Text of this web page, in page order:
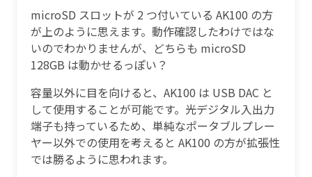
microSD スロットが 2 つ付いている AK100 の方
が上のように思えます。動作確認したわけではな
いのでわかりませんが、どちらも microSD
128GB は動かせるっぽい？
容量以外に目を向けると、AK100 は USB DAC と
して使用することが可能です。光デジタル入出力
端子も持っているため、単純なポータブルプレー
ヤー以外での使用を考えると AK100 の方が拡張性
では勝るように思われます。